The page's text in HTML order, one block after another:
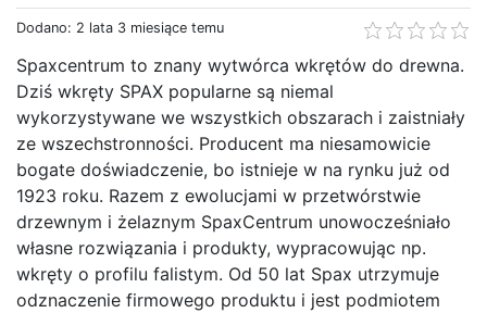
Dodano: 2 lata 3 miesiące temu
Spaxcentrum to znany wytwórca wkrętów do drewna.
Dziś wkręty SPAX popularne są niemal
wykorzystywane we wszystkich obszarach i zaistniały
ze wszechstronności. Producent ma niesamowicie
bogate doświadczenie, bo istnieje w na rynku już od
1923 roku. Razem z ewolucjami w przetwórstwie
drzewnym i żelaznym SpaxCentrum unowocześniało
własne rozwiązania i produkty, wypracowując np.
wkręty o profilu falistym. Od 50 lat Spax utrzymuje
odznaczenie firmowego produktu i jest podmiotem